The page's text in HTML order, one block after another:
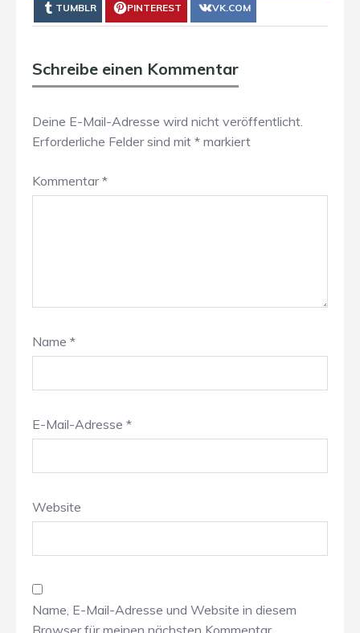
TUMBLR PINTEREST VK.COM
Schreibe einen Kommentar
Deine E-Mail-Adresse wird nicht veröffentlicht.
Erforderliche Felder sind mit * markiert
Kommentar*
Name *
E-Mail-Adresse *
Website
Name, E-Mail-Adresse und Website in diesem
Browser für meinen nächsten Kommentar